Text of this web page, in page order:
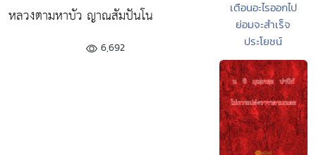
หลวงตามหาบัว ญาณสัมปันโน
6,692
เตือนอะไรออกไป
ย่อมจะสำเร็จ
ประโยชน์